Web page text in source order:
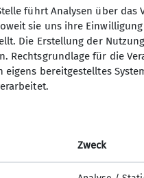
Sektion
ändern
führt Analysen über das
sie uns ihre
Die Erstellung der
Rechtsgrundlage für die
eigens bereitgestelltes
Zweck